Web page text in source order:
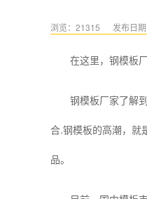
浏览：21315 发布日
在这里，钢模板厂
钢模板厂家了解到
合.钢模板的高潮，就
品。